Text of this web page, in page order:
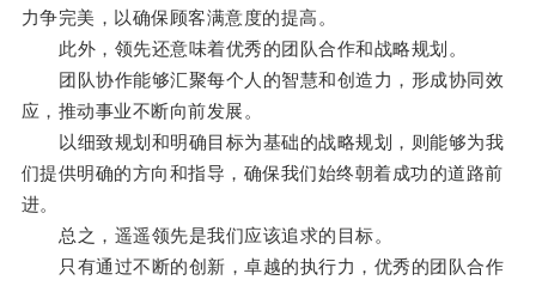
力争完美，以确保顾客满意度的提高。
此外，领先还意味着优秀的团队合作和战略规划。
团队协作能够汇聚每个人的智慧和创造力，形成协同效
应，推动事业不断向前发展。
以细致规划和明确目标为基础的战略规划，则能够为我
们提供明确的方向和指导，确保我们始终朝着成功的道路前
进。
总之，遥遥领先是我们应该追求的目标。
只有通过不断的创新，卓越的执行力，优秀的团队合作